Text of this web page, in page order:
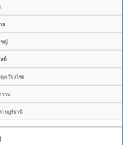
ย
ญ์
สดิ์
งเวียงไชย
ราม
าษฎร์ธานี